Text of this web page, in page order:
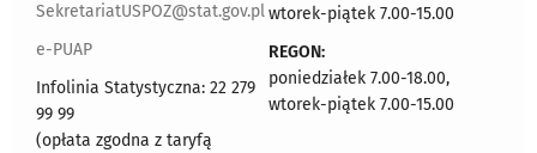
SekretariatUSPOZ@stat.gov.pl
e-PUAP
Infolinia Statystyczna: 22 279
99 99
(opłata zgodna z taryfą
wtorek-piątek 7.00-15.00
REGON:
poniedziałek 7.00-18.00,
wtorek-piątek 7.00-15.00